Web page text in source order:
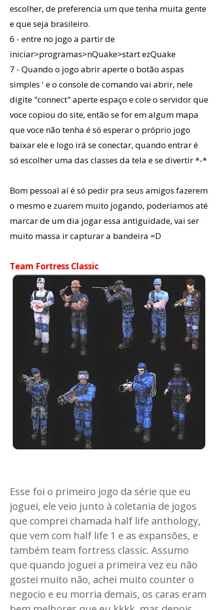
escolher, de preferencia um que tenha muita gente
e que seja brasileiro.
6 - entre no jogo a partir de
iniciar>programas>nQuake>start ezQuake
7 - Quando o jogo abrir aperte o botão aspas
simples ' e o console de comando vai abrir, nele
digite "connect" aperte espaço e cole o servidor que
voce copiou do site, então se for em algum mapa
que voce não tenha é só esperar o próprio jogo
baixar ele e logo irá se conectar, quando entrar é
só escolher uma das classes da tela e se divertir *-*
Bom pessoal aí é só pedir pra seus amigos fazerem
o mesmo e zuarem muito jogando, poderiamos até
marcar de um dia jogar essa antiguidade, vai ser
muito massa ir capturar a bandeira =D
Team Fortress Classic
Esse foi o primeiro jogo da série que eu
joguei, ele veio junto à coletania de jogos
que comprei chamada half life anthology,
que vem com half life 1 e as expansões, e
também team fortress classic. Assumo
que quando joguei a primeira vez eu não
gostei muito não, achei muito counter o
negocio e eu morria demais, os caras eram